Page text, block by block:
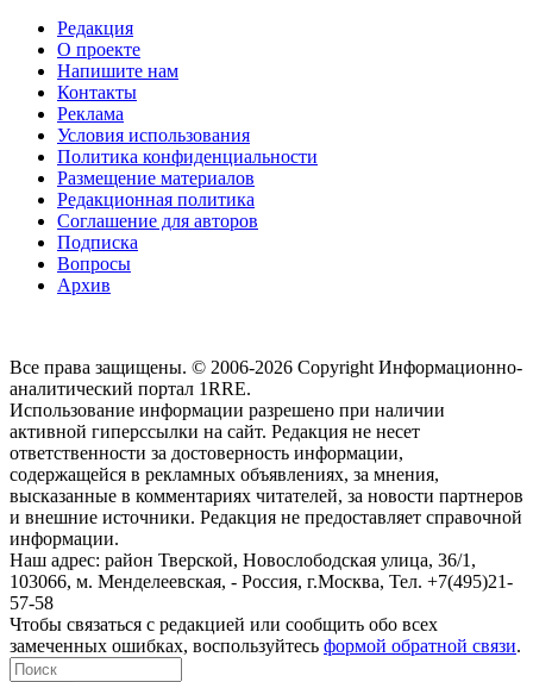
Редакция
О проекте
Напишите нам
Контакты
Реклама
Условия использования
Политика конфиденциальности
Размещение материалов
Редакционная политика
Соглашение для авторов
Подписка
Вопросы
Архив
Все права защищены. © 2006-2026 Copyright Информационно-
аналитический портал 1RRE.
Использование информации разрешено при наличии
активной гиперссылки на сайт. Редакция не несет
ответственности за достоверность информации,
содержащейся в рекламных объявлениях, за мнения,
высказанные в комментариях читателей, за новости партнеров
и внешние источники. Редакция не предоставляет справочной
информации.
Наш адрес: район Тверской, Новослободская улица, 36/1 ,
103066, м. Менделеевская, - Россия, г.Москва, Тел. +7(495)21-
57-58
Чтобы связаться с редакцией или сообщить обо всех
замеченных ошибках, воспользуйтесь формой обратной связи.